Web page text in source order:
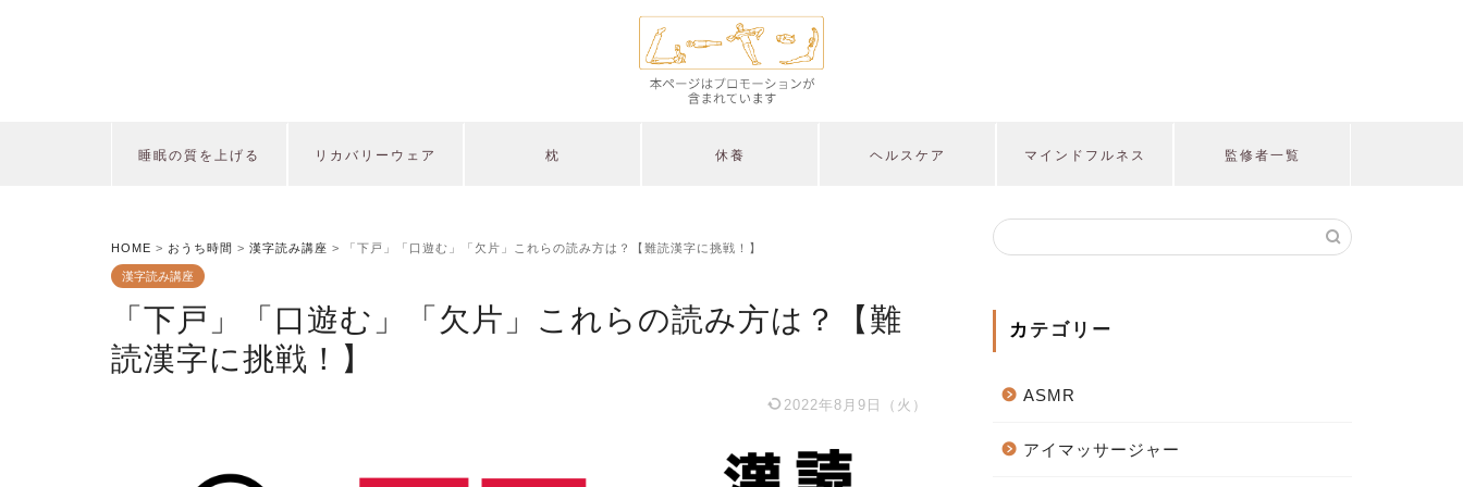
睡眠の質を上げる リカバリーウェア 枕 休養 ヘルスケア マインドフルネス 監修者一覧
HOME > おうち時間 > 漢字読み講座 > 「下戸」「口遊む」「欠片」これらの読み方は？【難読漢字に挑戦！】
漢字読み講座
「下戸」「口遊む」「欠片」これらの読み方は？【難
読漢字に挑戦！】
2022年8月9日（火）
カテゴリー
ASMR
アイマッサージャー